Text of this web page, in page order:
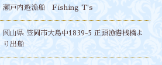
瀬戸内遊漁船 Fishing T's
岡山県 笠岡市大島中1839-5 正頭漁港桟橋よ
り出船